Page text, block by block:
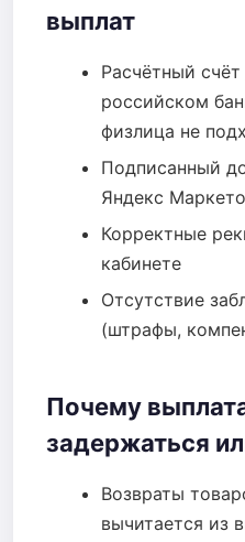
выплат
Расчётный счёт
российском
физлица не
Подписанный
Яндекс
Корректные
кабинете
Отсутствие
(штрафы,
Почему
задержаться
Возвраты
вычитается из